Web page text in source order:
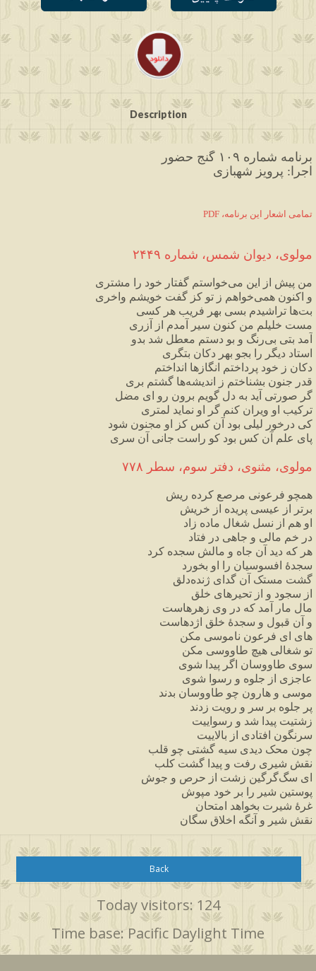
Description
برنامه شماره ۱۰۹ گنج حضور
اجرا: پرویز شهبازی
PDF ،تمامی اشعار این برنامه
مولوی، دیوان شمس، شماره ۲۴۴۹
من پیش از این میخواستم گفتار خود را
مشتری
و اکنون همیخواهم ز تو کز گفت خویشم واخری
بتها تراشیدم بسی بهر فریب هر کسی
مست خلیلم من کنون سیر آمدم از
آزری
آمد بتی بیرنگ و بو دستم معطل شد بدو
استاد دیگر را بجو بهر دکان بتگری
دکان ز خود پرداختم انگازها انداختم
قدر جنون بشناختم ز اندیشهها گشتم بری
گر صورتی آید به دل گویم برون رو ای مضل
ترکیب او ویران کنم گر او نماید لمتری
کی درخور لیلی بود آن کس کز او مجنون شود
پای علم آن کس بود کو راست جانی آن سری
مولوی، مثنوی، دفتر سوم، سطر ۷۷۸
همچو فرعونی مرصع کرده ریش
برتر
از عیسی پریده از خریش
او هم از نسل شغال ماده زاد
در خم مالی و جاهی در فتاد
هر که دید آن جاه و مالش سجده کرد
سجدهٔ افسوسیان را او بخورد
گشت مستک آن گدای ژندهدلق
از سجود و از تحیرهای خلق
مال مار آمد که در وی زهرهاست
و آن قبول و سجدهٔ خلق اژدهاست
های ای فرعون ناموسی مکن
تو شغالی هیچ طاووسی مکن
سوی طاووسان اگر پیدا شوی
عاجزی از جلوه و رسوا شوی
موسی و هارون چو طاووسان بدند
پر جلوه بر سر و رویت زدند
زشتیت پیدا شد و رسواییت
سرنگون افتادی از بالاییت
چون محک دیدی سیه گشتی چو قلب
نقش شیری رفت و پیدا گشت کلب
ای سگگرگین زشت از حرص و جوش
پوستین شیر را بر خود مپوش
غرهٔ شیرت بخواهد امتحان
نقش شیر و آنگه اخلاق سگان
Back
Today visitors: 124
Time base: Pacific Daylight Time